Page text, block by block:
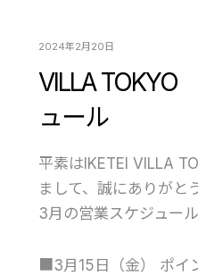
2024年2月20日
VILLA
ュール
平素はIKETEI VILLA
まして、誠にありがと
3月の営業スケジュール
■3月15日（金） ポイ